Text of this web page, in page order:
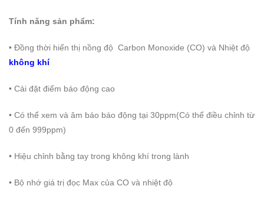
Tính năng sản phẩm:
• Đồng thời hiển thị nồng độ Carbon Monoxide (CO) và Nhiệt độ
không khí
• Cài đặt điểm báo động cao
• Có thể xem và âm báo báo động tại 30ppm(Có thể điều chỉnh từ
0 đến 999ppm)
• Hiệu chỉnh bằng tay trong không khí trong lành
• Bộ nhớ giá trị đọc Max của CO và nhiệt độ